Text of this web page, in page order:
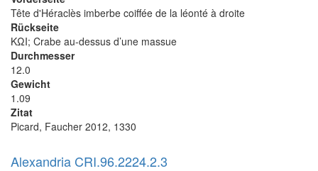
Tête d'Héraclès imberbe coiffée de la léonté à droite
Rückseite
KΩΙ; Crabe au-dessus d’une massue
Durchmesser
12.0
Gewicht
1.09
Zitat
Picard, Faucher 2012, 1330
Alexandria CRI.96.2224.2.3